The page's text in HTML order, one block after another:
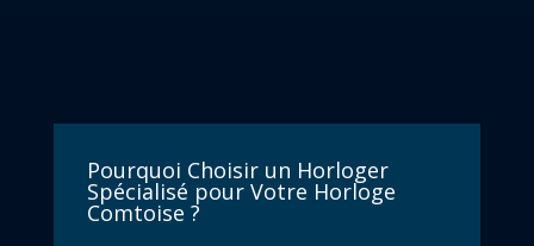
Pourquoi Choisir un Horloger
Spécialisé pour Votre Horloge
Comtoise ?